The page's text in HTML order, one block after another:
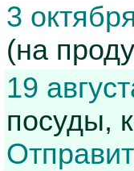
3
(на
19
посуды,